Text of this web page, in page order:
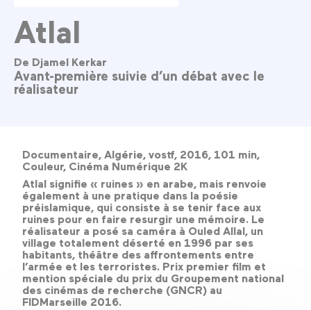
Atlal
De Djamel Kerkar
Avant-première suivie d’un débat avec le
réalisateur
Documentaire, Algérie, vostf, 2016, 101 min,
Couleur, Cinéma Numérique 2K
Atlal signifie « ruines » en arabe, mais renvoie
également à une pratique dans la poésie
préislamique, qui consiste à se tenir face aux
ruines pour en faire resurgir une mémoire. Le
réalisateur a posé sa caméra à Ouled Allal, un
village totalement déserté en 1996 par ses
habitants, théâtre des affrontements entre
l’armée et les terroristes. Prix premier film et
mention spéciale du prix du Groupement national
des cinémas de recherche (GNCR) au
FIDMarseille 2016.